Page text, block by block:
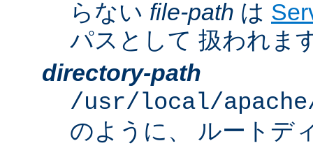
らない file-path は
パスとして 扱われま
directory-path
/usr/local/
のように、 ルートデ